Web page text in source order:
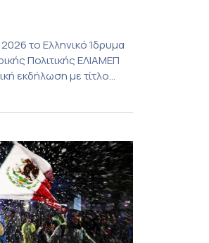
το Ελληνικό Ίδρυμα
Πολιτικής ΕΛΙΑΜΕΠ
εκδήλωση με τίτλο
καμπάνια
υλοποιεί το ΕΛΙΑΜΕΠ
έργου GEMS | Το
[…]